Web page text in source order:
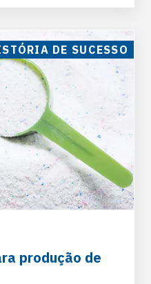
DE SUCESSO
produção de